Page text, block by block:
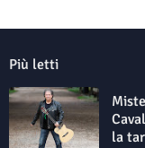
Più letti
la